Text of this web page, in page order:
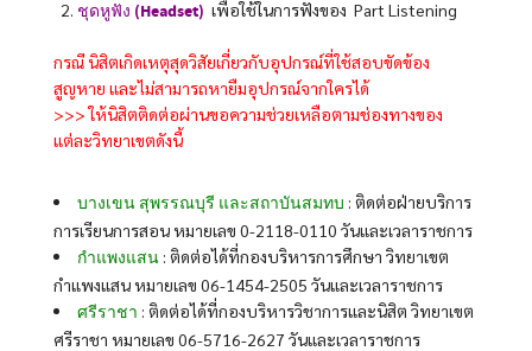
ชุดหูฟัง (Headset) เพื่อใช้ในการฟังของ Part Listening
กรณี นิสิตเกิดเหตุสุดวิสัยเกี่ยวกับอุปกรณ์ที่ใช้สอบขัดข้อง
สูญหาย และไม่สามารถหายืมอุปกรณ์จากใครได้
>>> ให้นิสิตติดต่อผ่านขอความช่วยเหลือตามช่องทางของ
แต่ละวิทยาเขตดังนี้
บางเขน สุพรรณบุรี และสถาบันสมทบ : ติดต่อฝ่ายบริการ
การเรียนการสอน หมายเลข 0-2118-0110 วันและเวลาราชการ
กำแพงแสน : ติดต่อได้ที่กองบริหารการศึกษา วิทยาเขต
กำแพงแสน หมายเลข 06-1454-2505 วันและเวลาราชการ
ศรีราชา : ติดต่อได้ที่กองบริหารวิชาการและนิสิต วิทยาเขต
ศรีราชา หมายเลข 06-5716-2627 วันและเวลาราชการ